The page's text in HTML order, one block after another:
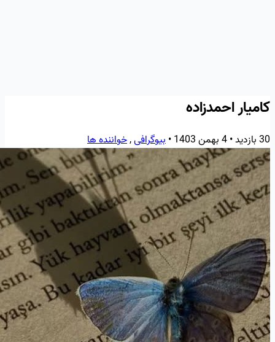
کامیار احمدزاده
30 بازدید •4 بهمن 1403 •بیوگرافی,خواننده‌ ها